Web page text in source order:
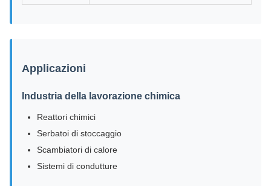
Applicazioni
Industria della lavorazione chimica
Reattori chimici
Serbatoi di stoccaggio
Scambiatori di calore
Sistemi di condutture